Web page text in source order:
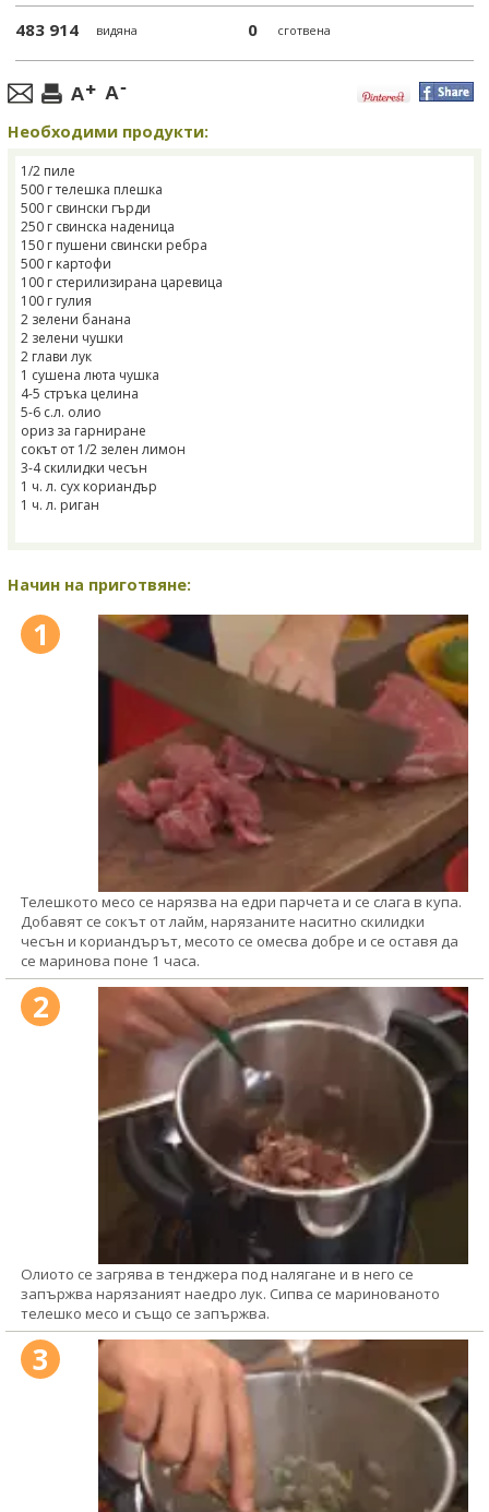
483 914 видяна 0 сготвена
Необходими продукти:
1/2 пиле
500 г телешка плешка
500 г свински гърди
250 г свинска наденица
150 г пушени свински ребра
500 г картофи
100 г стерилизирана царевица
100 г гулия
2 зелени банана
2 зелени чушки
2 глави лук
1 сушена люта чушка
4-5 стръка целина
5-6 с.л. олио
ориз за гарниране
сокът от 1/2 зелен лимон
3-4 скилидки чесън
1 ч. л. сух кориандър
1 ч. л. риган
Начин на приготвяне:
1
Телешкото месо се нарязва на едри парчета и се слага в купа.
Добавят се сокът от лайм, нарязаните наситно скилидки
чесън и кориандърът, месото се омесва добре и се оставя да
се маринова поне 1 часа.
2
Олиото се загрява в тенджера под налягане и в него се
запържва нарязаният наедро лук. Сипва се маринованото
телешко месо и също се запържва.
3